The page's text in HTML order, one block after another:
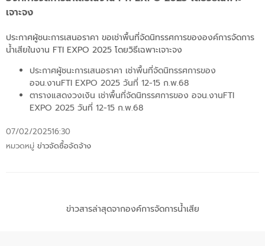
เจาะจง
ประกาศผู้ชนะการเสนอราคา ขอเช่าพื้นที่จัดนิทรรศการขององค์การจัดการ
น้ำเสียในงาน FTI EXPO 2025 โดยวิธีเฉพาะเจาะจง
ประกาศผู้ชนะการเสนอราคา เช่าพื้นที่จัดนิทรรศการของ
อจน.งานFTI EXPO 2025 วันที่ 12-15 ก.พ.68
ตารางแสดงวงเงิน เช่าพื้นที่จัดนิทรรศการของ อจน.งานFTI
EXPO 2025 วันที่ 12-15 ก.พ.68
07/02/202516:30
หมวดหมู่ ข่าวจัดซื้อจัดจ้าง
ข่าวสารล่าสุดจากองค์การจัดการน้ำเสีย